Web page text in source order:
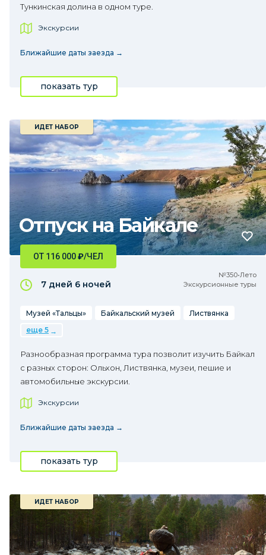
Тункинская долина в одном туре.
Экскурсии
Ближайшие даты заезда →
показать тур
Отпуск на Байкале
ИДЕТ НАБОР
№350•Лето
Экскурсионные туры
ОТ 116 000₽/ЧЕЛ
7 дней 6 ночей
Музей «Тальцы» Байкальский музей
Листвянка
еще 5
Разнообразная программа тура позволит изучить Байкал
с разных сторон: Ольхон, Листвянка, музеи, пешие и
автомобильные экскурсии.
Экскурсии
Ближайшие даты заезда →
показать тур
ИДЕТ НАБОР